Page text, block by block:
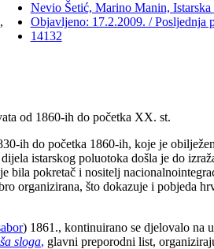
Nevio Šetić, Marino Manin,
Objavljeno: 17.2.2009. / Posljednja
14132
od 1860-ih do početka XX. st.
ih do početka 1860-ih, koje je
istarskog poluotoka došla je do
bila pokretač i nositelj
organizirana, što dokazuje i pobjeda
) 1861., kontinuirano se djelovalo na
sloga, glavni preporodni list,